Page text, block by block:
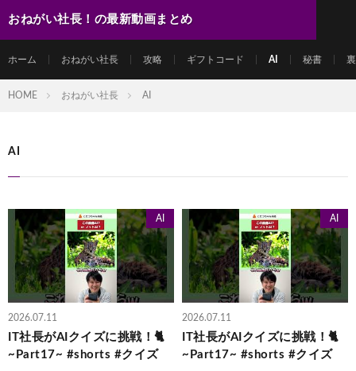
おねがい社長！の最新動画まとめ
ホーム おねがい社長 攻略 ギフトコード AI 秘書
HOME おねがい社長 AI
AI
AI
2026.07.11
IT社長がAIクイズに挑戦！🐈
~Part17~ #shorts #クイズ
AI
2026.07.11
IT社長がAIクイズに挑戦！🐈
~Part17~ #shorts #クイズ